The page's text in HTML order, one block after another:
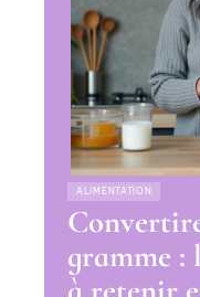
ALIMENTATION
gramme :